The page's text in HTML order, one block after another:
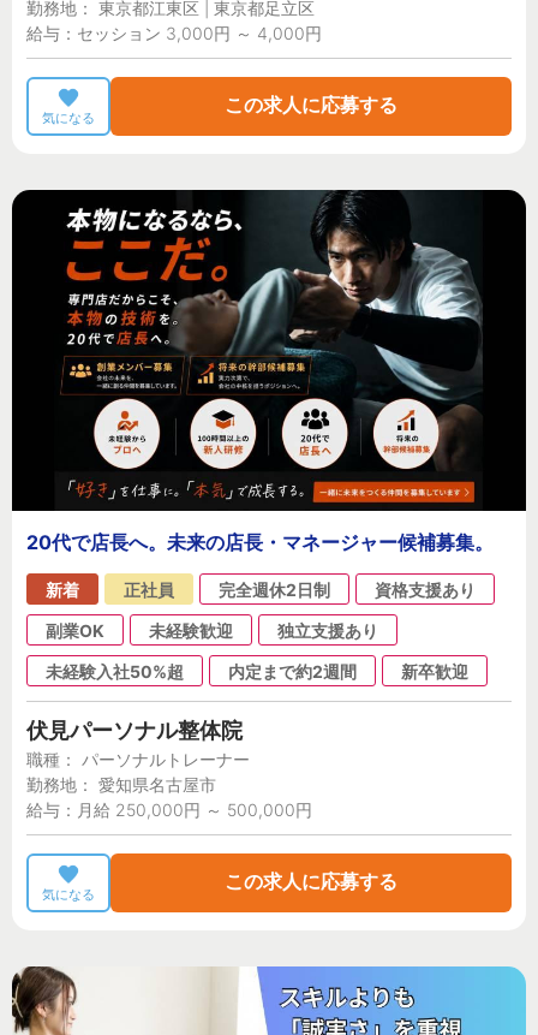
勤務地： 東京都江東区 | 東京都足立区
給与：セッション 3,000円 ～ 4,000円
気になる
この求人に応募する
20代で店長へ。未来の店長・マネージャー候補募集。
新着 正社員 完全週休2日制
資格支援あり
副業OK
未経験歓迎
独立支援あり
未経験入社50%超
内定まで約2週間 新卒歓迎
伏見パーソナル整体院
職種： パーソナルトレーナー
勤務地： 愛知県名古屋市
給与：月給 250,000円 ～ 500,000円
気になる
この求人に応募する